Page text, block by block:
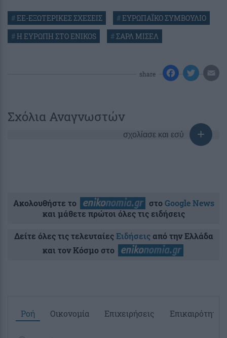
#ΕΕ-ΕΞΩΤΕΡΙΚΕΣ ΣΧΕΣΕΙΣ #ΕΥΡΩΠΑΪΚΟ ΣΥΜΒΟΥΛΙΟ
#Η ΕΥΡΩΠΗ ΣΤΟ ENIKOS #ΣΑΡΛ ΜΙΣΕΛ
share
Σχόλια Αναγνωστών
σχολίασε και εσύ
Ακολουθήστε το στοGoogle News
και μάθετε πρώτοι όλες τις ειδήσεις
Δείτε όλες τις τελευταίεςΕιδήσειςαπό την Ελλάδα
και τον Κόσμο στο
Ροή Οικονομία Επιχειρήσεις Επικαιρότητα